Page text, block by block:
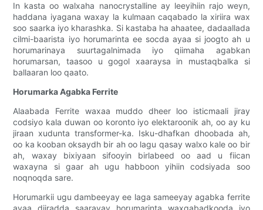
In kasta oo walxaha nanocrystalline ay leeyihiin rajo weyn,
haddana iyagana waxay la kulmaan caqabado la xiriira wax
soo saarka iyo kharashka. Si kastaba ha ahaatee, dadaallada
cilmi-baarista iyo horumarinta ee socda ayaa si joogto ah u
horumarinaya suurtagalnimada iyo qiimaha agabkan
horumarsan, taasoo u gogol xaaraysa in mustaqbalka si
ballaaran loo qaato.
Horumarka Agabka Ferrite
Alaabada Ferrite waxaa muddo dheer loo isticmaali jiray
codsiyo kala duwan oo koronto iyo elektaroonik ah, oo ay ku
jiraan xudunta transformer-ka. Isku-dhafkan dhoobada ah,
oo ka kooban oksaydh bir ah oo lagu qasay walxo kale oo bir
ah, waxay bixiyaan sifooyin birlabeed oo aad u fiican
waxayna si gaar ah ugu habboon yihiin codsiyada soo
noqnoqda sare.
Horumarkii ugu dambeeyay ee laga sameeyay agabka ferrite